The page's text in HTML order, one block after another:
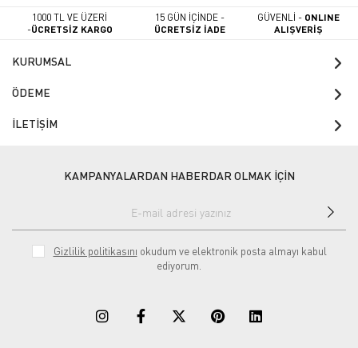
1000 TL VE ÜZERİ
-ÜCRETSİZ KARGO
15 GÜN İÇİNDE -
ÜCRETSİZ İADE
GÜVENLİ - ONLINE
ALIŞVERİŞ
KURUMSAL
ÖDEME
İLETİŞİM
KAMPANYALARDAN HABERDAR OLMAK İÇİN
Gizlilik politikasını okudum ve elektronik posta almayı kabul
ediyorum.